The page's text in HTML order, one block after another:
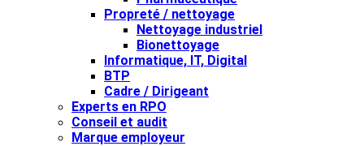
Propreté / nettoyage
Nettoyage industriel
Bionettoyage
Informatique, IT, Digital
BTP
Cadre / Dirigeant
Experts en RPO
Conseil et audit
Marque employeur